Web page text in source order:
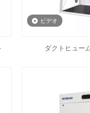
ビデオ
ダクトヒュー